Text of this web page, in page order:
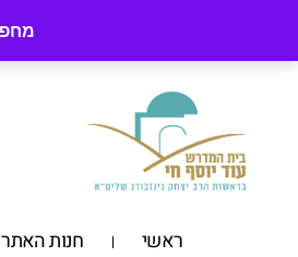
ראשי חנות האתר